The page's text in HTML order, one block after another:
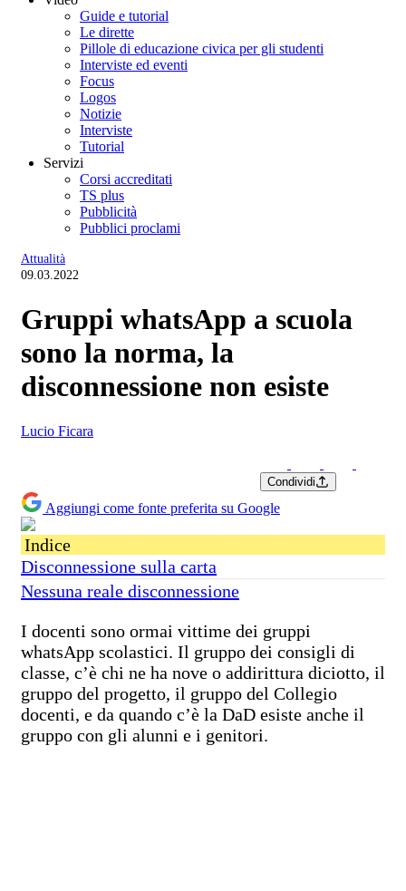
Guide e tutorial
Le dirette
Pillole di educazione civica per gli studenti
Interviste ed eventi
Focus
Logos
Notizie
Interviste
Tutorial
Servizi
Corsi accreditati
TS plus
Pubblicità
Pubblici proclami
Attualità
09.03.2022
Gruppi whatsApp a scuola
sono la norma, la
disconnessione non esiste
Lucio Ficara
Condividi
Aggiungi come fonte preferita su Google
Indice
Disconnessione sulla carta
Nessuna reale disconnessione
I docenti sono ormai vittime dei gruppi
whatsApp scolastici. Il gruppo dei consigli di
classe, c’è chi ne ha nove o addirittura diciotto, il
gruppo del progetto, il gruppo del Collegio
docenti, e da quando c’è la DaD esiste anche il
gruppo con gli alunni e i genitori.